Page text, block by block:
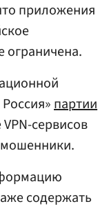
приложения
ограничена.
партии
сервисов
мошенники.
содержать